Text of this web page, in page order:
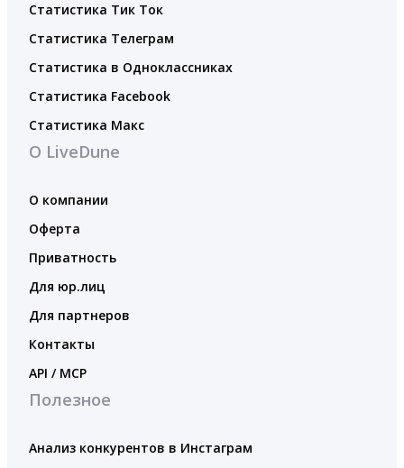
Статистика Тик Ток
Статистика Телеграм
Статистика в Одноклассниках
Статистика Facebook
Статистика Макс
О LiveDune
О компании
Оферта
Приватность
Для юр.лиц
Для партнеров
Контакты
API / MCP
Полезное
Анализ конкурентов в Инстаграм